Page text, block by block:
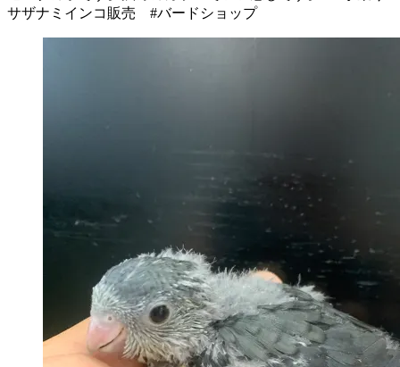
サザナミインコ販売 #バードショップ